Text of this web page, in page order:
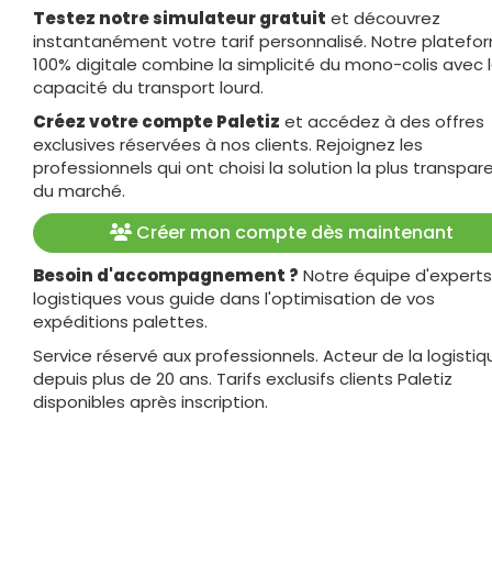
Testez notre simulateur gratuit et découvrez
instantanément votre tarif personnalisé. Notre
100% digitale combine la simplicité du mono-colis avec
capacité du transport lourd.
Créez votre compte Paletiz et accédez à des offres
exclusives réservées à nos clients. Rejoignez les
professionnels qui ont choisi la solution la plus
du marché.
Créer mon compte dès maintenant
Besoin d'accompagnement ? Notre équipe d'experts
logistiques vous guide dans l'optimisation de vos
expéditions palettes.
Service réservé aux professionnels. Acteur de la
depuis plus de 20 ans. Tarifs exclusifs clients Paletiz
disponibles après inscription.